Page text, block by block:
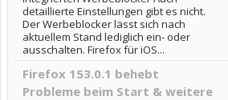
detaillierte Einstellungen gibt es nicht.
Der Werbeblocker lässt sich nach
aktuellem Stand lediglich ein- oder
ausschalten. Firefox für iOS...
Firefox 153.0.1 behebt
Probleme beim Start & weitere